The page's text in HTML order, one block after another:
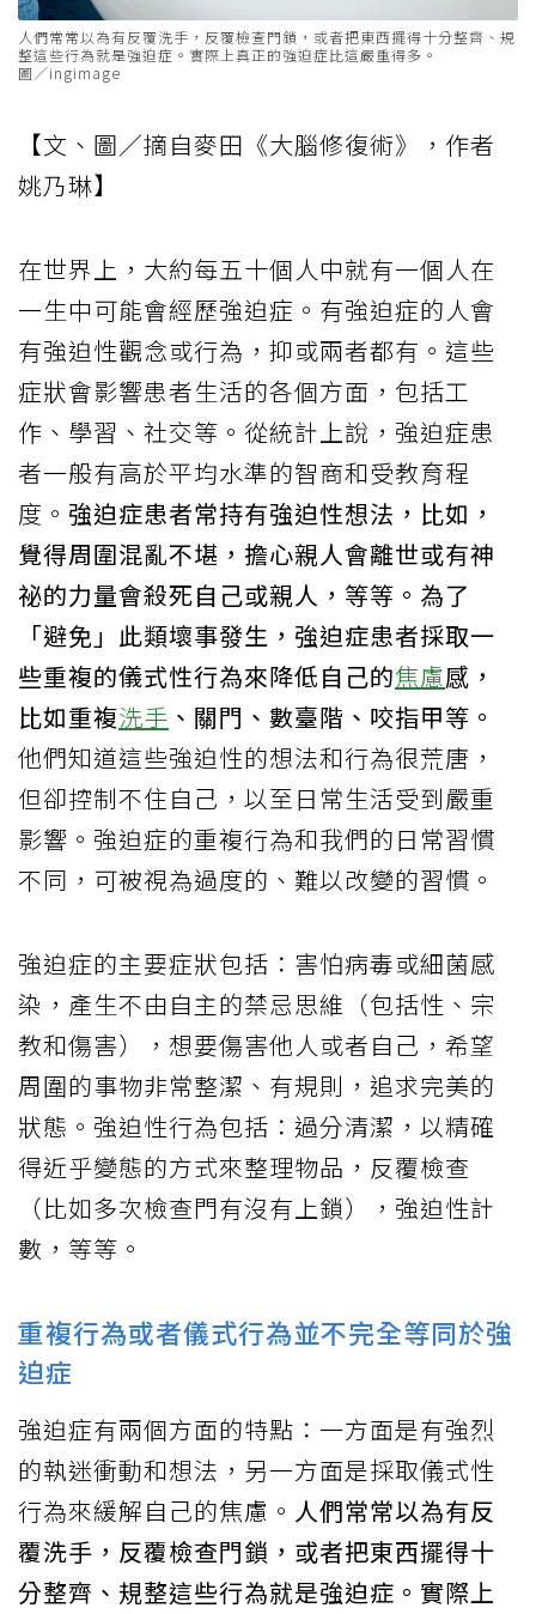
人們常常以為有反覆洗手，反覆檢查門鎖，或者把東西擺得十分整齊、規
整這些行為就是強迫症。實際上真正的強迫症比這嚴重得多。
圖／ingimage
【文、圖／摘自麥田《大腦修復術》，作者
姚乃琳】
在世界上，大約每五十個人中就有一個人在
一生中可能會經歷強迫症。有強迫症的人會
有強迫性觀念或行為，抑或兩者都有。這些
症狀會影響患者生活的各個方面，包括工
作、學習、社交等。從統計上說，強迫症患
者一般有高於平均水準的智商和受教育程
度。 強迫症患者常持有強迫性想法，比如，
覺得周圍混亂不堪，擔心親人會離世或有神
祕的力量會殺死自己或親人，等等。為了
「避免」此類壞事發生，強迫症患者採取一
些重複的儀式性行為來降低自己的焦慮感，
比如重複洗手 、關門、數臺階、咬指甲等。
他們知道這些強迫性的想法和行為很荒唐，
但卻控制不住自己，以至日常生活受到嚴重
影響。強迫症的重複行為和我們的日常習慣
不同，可被視為過度的、難以改變的習慣。
強迫症的主要症狀包括：害怕病毒或細菌感
染，產生不由自主的禁忌思維（包括性、宗
教和傷害），想要傷害他人或者自己，希望
周圍的事物非常整潔、有規則，追求完美的
狀態。強迫性行為包括：過分清潔，以精確
得近乎變態的方式來整理物品，反覆檢查
（比如多次檢查門有沒有上鎖），強迫性計
數，等等。
重複行為或者儀式行為並不完全等同於強
迫症
強迫症有兩個方面的特點：一方面是有強烈
的執迷衝動和想法，另一方面是採取儀式性
行為來緩解自己的焦慮。 人們常常以為有反
覆洗手，反覆檢查門鎖，或者把東西擺得十
分整齊、規整這些行為就是強迫症。實際上